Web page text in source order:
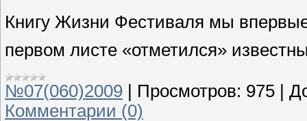
Книгу Жизни Фестиваля мы
первом листе «отметился»
№07(060)2009 Просмотров: 975
Комментарии (0)